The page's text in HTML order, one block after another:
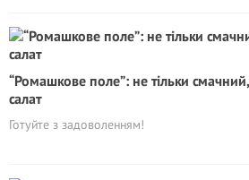
“Ромашкове поле”: не тільки
салат
Готуйте з задоволенням!